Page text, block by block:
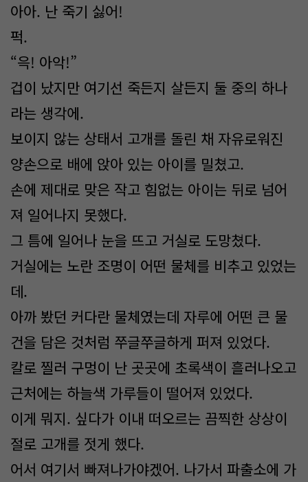
아아. 난 죽기 싫어!
퍽.
“윽! 아악!”
겁이 났지만 여기선 죽든지 살든지 둘 중의 하나
라는 생각에.
보이지 않는 상태서 고개를 돌린 채 자유로워진
양손으로 배에 앉아 있는 아이를 밀쳤고.
손에 제대로 맞은 작고 힘없는 아이는 뒤로 넘어
져 일어나지 못했다.
그 틈에 일어나 눈을 뜨고 거실로 도망쳤다.
거실에는 노란 조명이 어떤 물체를 비추고 있었는
데.
아까 봤던 커다란 물체였는데 자루에 어떤 큰 물
건을 담은 것처럼 쭈글쭈글하게 퍼져 있었다.
칼로 찔러 구멍이 난 곳곳에 초록색이 흘러나오고
근처에는 하늘색 가루들이 떨어져 있었다.
이게 뭐지. 싶다가 이내 떠오르는 끔찍한 상상이
절로 고개를 젓게 했다.
어서 여기서 빠져나가야겠어. 나가서 파출소에 가